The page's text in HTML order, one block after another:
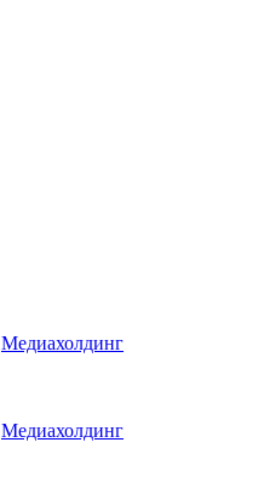
Медиахолдинг
Медиахолдинг